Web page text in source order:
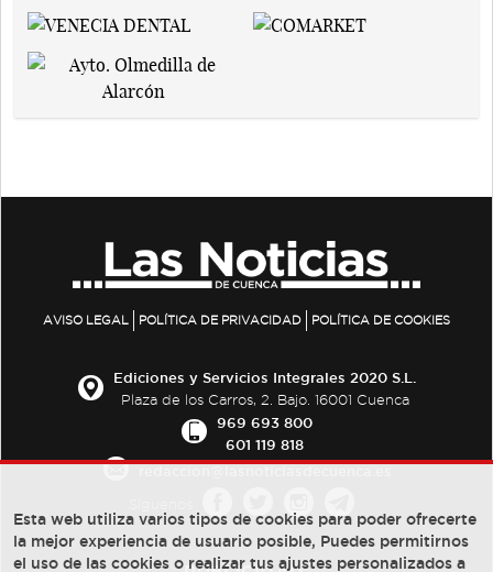
AVISO LEGAL POLÍTICA DE PRIVACIDAD POLÍTICA DE COOKIES
Ediciones y Servicios Integrales 2020 S.L.
Plaza de los Carros, 2. Bajo. 16001 Cuenca
969 693 800
601 119 818
Esta web utiliza varios tipos de cookies para poder ofrecerte
la mejor experiencia de usuario posible, Puedes permitirnos
el uso de las cookies o realizar tus ajustes personalizados a